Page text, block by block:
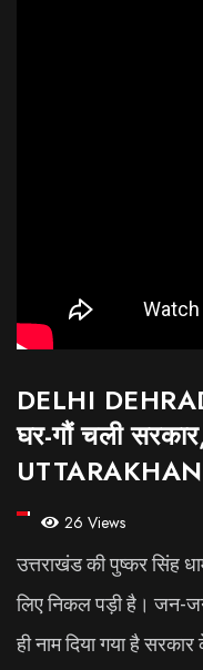
DELHI
घर-गौं चली
26 Views
उत्तराखंड की पुष्कर सिंह
लिए निकल पड़ी है। जन-
ही नाम दिया गया है